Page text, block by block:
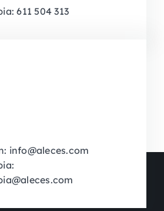
611 504 313
info@aleces.com